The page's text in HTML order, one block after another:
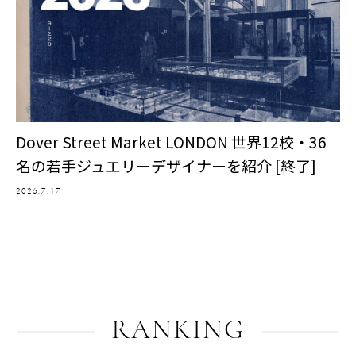
Dover Street Market LONDON 世界12校・36
名の若手ジュエリーデザイナーを紹介 [終了]
2026.7.17
RANKING